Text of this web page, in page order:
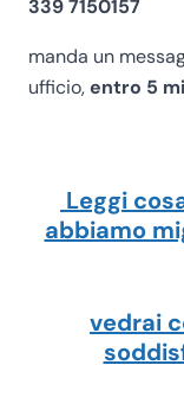
339 7150157
manda un
ufficio,entro 5
Leggi
abbiamo
vedrai